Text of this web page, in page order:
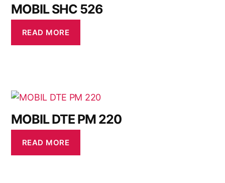
MOBIL SHC 526
READ MORE
MOBIL DTE PM 220
READ MORE